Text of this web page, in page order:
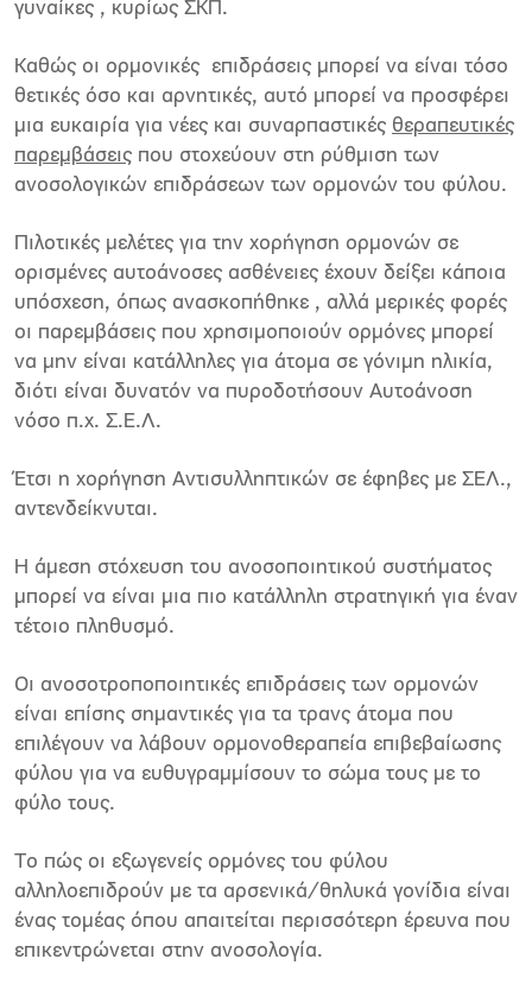
γυναίκες , κυρίως ΣΚΠ.
Καθώς οι ορμονικές επιδράσεις μπορεί να είναι τόσο
θετικές όσο και αρνητικές, αυτό μπορεί να προσφέρει
μια ευκαιρία για νέες και συναρπαστικές θεραπευτικές
παρεμβάσεις που στοχεύουν στη ρύθμιση των
ανοσολογικών επιδράσεων των ορμονών του φύλου.
Πιλοτικές μελέτες για την χορήγηση ορμονών σε
ορισμένες αυτοάνοσες ασθένειες έχουν δείξει κάποια
υπόσχεση, όπως ανασκοπήθηκε , αλλά μερικές φορές
οι παρεμβάσεις που χρησιμοποιούν ορμόνες μπορεί
να μην είναι κατάλληλες για άτομα σε γόνιμη ηλικία,
διότι είναι δυνατόν να πυροδοτήσουν Αυτοάνοση
νόσο π.χ. Σ.Ε.Λ.
Έτσι η χορήγηση Αντισυλληπτικών σε έφηβες με ΣΕΛ.,
αντενδείκνυται.
Η άμεση στόχευση του ανοσοποιητικού συστήματος
μπορεί να είναι μια πιο κατάλληλη στρατηγική για έναν
τέτοιο πληθυσμό.
Οι ανοσοτροποποιητικές επιδράσεις των ορμονών
είναι επίσης σημαντικές για τα τρανς άτομα που
επιλέγουν να λάβουν ορμονοθεραπεία επιβεβαίωσης
φύλου για να ευθυγραμμίσουν το σώμα τους με το
φύλο τους.
Το πώς οι εξωγενείς ορμόνες του φύλου
αλληλοεπιδρούν με τα αρσενικά/θηλυκά γονίδια είναι
ένας τομέας όπου απαιτείται περισσότερη έρευνα που
επικεντρώνεται στην ανοσολογία.